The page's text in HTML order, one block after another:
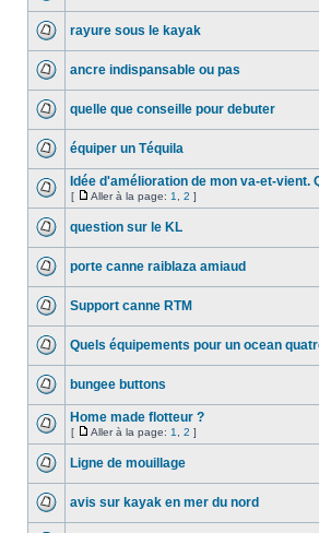
rayure sous le kayak
ancre indispansable ou pas
quelle que conseille pour debuter
équiper un Téquila
Idée d'amélioration de mon va-et-vient.
[ Aller à la page: 1 2 ]
question sur le KL
porte canne raiblaza amiaud
Support canne RTM
Quels équipements pour un ocean
bungee buttons
Home made flotteur ?
[ Aller à la page: 1 2 ]
Ligne de mouillage
avis sur kayak en mer du nord